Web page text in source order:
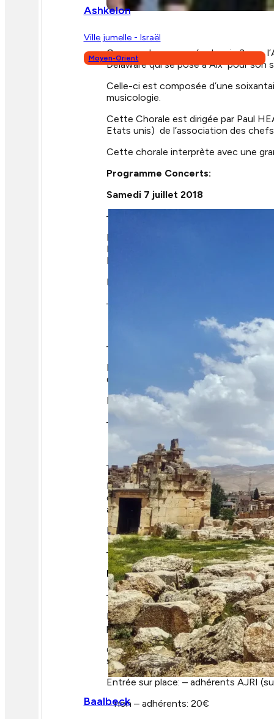
Ashkelon
Ville jumelle - Israël
Moyen-Orient
Baalbeck
Comme chaque année depuis 3 ans,
Delaware qui se pose à Aix pour son
Celle-ci est composée d’une
musicologie.
Cette Chorale est dirigée par Paul
Etats unis) de l’association des
Cette chorale interprète avec une
Programme Concerts:
Samedi 7 juillet 2018
–
Concert à la Cathédrale Saint
Le chœur résident de la Delaware
Fauré, avec son Requiem. Issus des
René.
Entrée sur place: – adhérents AJRI
– non – adhérents: 20€
Mercredi 11 juillet 2018
–
Concert à l’Eglise du Saint
Lors de ce concert proposé par le
des œuvres de Byrd, Victoria,
Entrée sur place: – adhérents AJRI
– non – adhérents: 10€
Vendredi 13 juillet 2018
–21h Concert à l’Eglise du Saint
Le chœur résident de la Delaware
œuvres de Josquin,Vivaldi, Mozart,
accompagnés, par des musiciens
Entrée sur place: – adhérents AJRI
– non – adhérents: 10€
Dimanche 15 juillet 2018
–21h Concert à la Cathédrale Saint
Le chœur résident de la Delaware
programme
des œuvres contemporaines de Paul
seront accompagnés par l’orchestre
Entrée sur place: – adhérents AJRI
– non – adhérents: 20€